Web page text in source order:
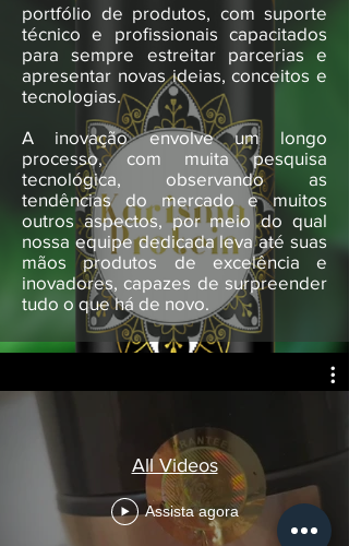
portfólio de produtos, com suporte
técnico e profissionais capacitados
para sempre estreitar parcerias e
apresentar novas ideias, conceitos e
tecnologias.
A inovação envolve um longo
processo, com muita pesquisa
tecnológica, observando as
tendências do mercado e muitos
outros aspectos, por meio do qual
nossa equipe dedicada leva até suas
mãos produtos de excelência e
inovadores, capazes de surpreender
tudo o que há de novo.
All Videos
Assista agora